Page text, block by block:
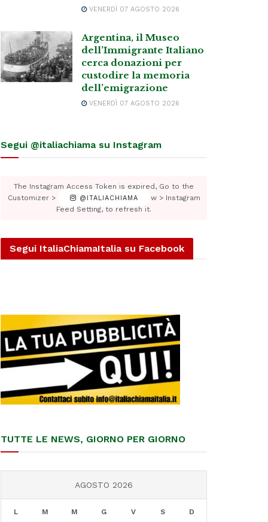
VENERDÌ 07 AGOSTO 2026
Argentina, il Museo
dell’Immigrante Italiano
cerca donazioni per
custodire la memoria
dell’emigrazione
VENERDÌ 07 AGOSTO 2026
Segui @italiachiama su Instagram
@ITALIACHIAMA
The Instagram Access Token is expired, Go to the
Customizer > JNews : Social, Like & View > Instagram
Feed Setting, to refresh it.
Segui ItaliaChiamaItalia su Facebook
TUTTE LE NEWS, GIORNO PER GIORNO
AGOSTO 2026
L M M G V S D